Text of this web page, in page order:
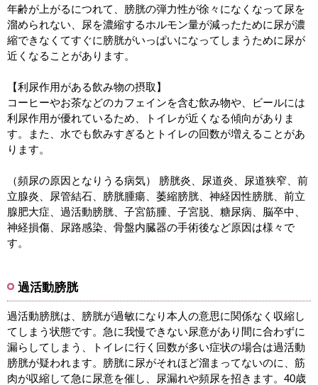
年齢が上がるにつれて、膀胱の弾力性が徐々になくなって尿を
溜められない、尿を濃縮するホルモン量が減ったために尿が濃
縮できなくてすぐに膀胱がいっぱいになってしまうために尿が
近くなることがあります。
【利尿作用がある飲み物の摂取】
コーヒーやお茶などのカフェインを含む飲み物や、ビールには
利尿作用が優れているため、トイレが近くなる傾向がありま
す。また、水でも飲みすぎるとトイレの回数が増えることがあ
ります。
（頻尿の原因となりうる病気） 膀胱炎、尿道炎、尿道狭窄、前
立腺炎、尿管結石、膀胱腫瘍、萎縮膀胱、神経因性膀胱、前立
腺肥大症、過活動膀胱、子宮筋腫、子宮脱、糖尿病、脳卒中、
神経損傷、尿路感染、骨盤内臓器の手術後など原因は様々で
す。
過活動膀胱
過活動膀胱は、膀胱が過敏になり本人の意思に関係なく収縮し
てしまう状態です。急に我慢できない尿意があり間に合わずに
漏らしてしまう、トイレに行く回数が多い症状の場合は過活動
膀胱が疑われます。膀胱に尿がそれほど溜まってないのに、筋
肉が収縮して急に尿意を催し、尿漏れや頻尿を招きます。40歳